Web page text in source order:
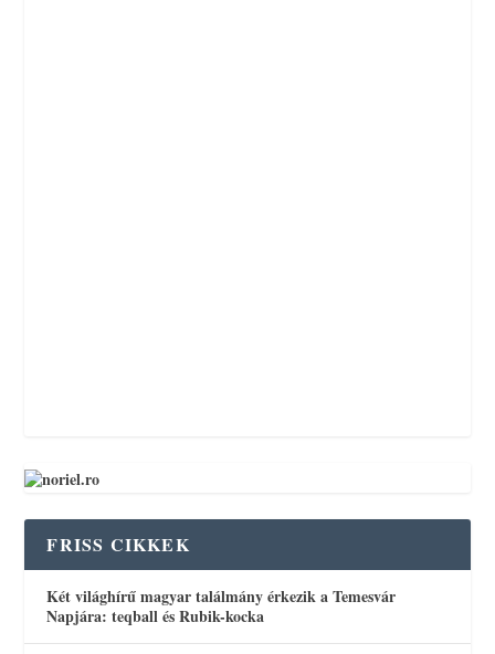
FRISS CIKKEK
Két világhírű magyar találmány érkezik a Temesvár
Napjára: teqball és Rubik-kocka